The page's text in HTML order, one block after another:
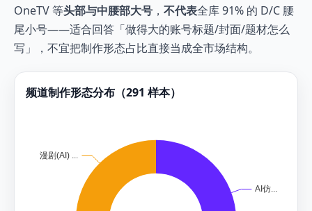
OneTV 等头部与中腰部大号 ， 不代表全库 91% 的 D/C 腰
尾小号——适合回答「做得大的账号标题/封面/题材怎么
写」，不宜把制作形态占比直接当成全市场结构。
频道制作形态分布（291 样本）